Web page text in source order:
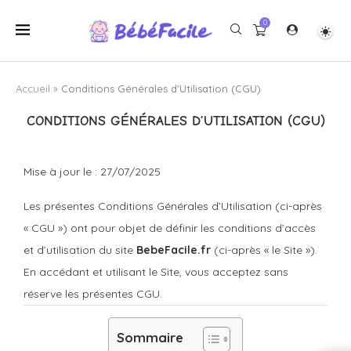
0
Accueil » Conditions Générales d’Utilisation (CGU)
CONDITIONS GÉNÉRALES D’UTILISATION (CGU)
Mise à jour le : 27/07/2025
Les présentes Conditions Générales d’Utilisation (ci-après
« CGU ») ont pour objet de définir les conditions d’accès
et d’utilisation du site BebeFacile.fr (ci-après « le Site »).
En accédant et utilisant le Site, vous acceptez sans
réserve les présentes CGU.
Sommaire